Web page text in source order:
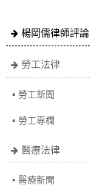
楊岡儒律師評論
勞工法律
勞工新聞
勞工專欄
醫療法律
醫療新聞